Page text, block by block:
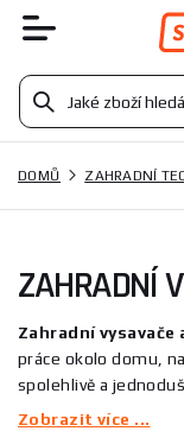
DOMŮ ZAHRADNÍ
ZAHRADNÍ
Zahradní vysavače
práce okolo domu,
spolehlivě a
větvičky spolu s
Zobrazit více ...